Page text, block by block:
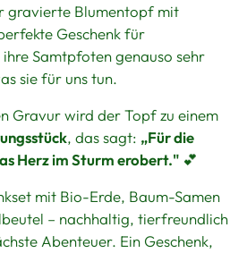
gravierte Blumentopf mit
Geschenk für
Samtpfoten genauso sehr
sie für uns tun.
Gravur wird der Topf zu einem
, das sagt: „Für die
Herz im Sturm erobert." 💕
mit Bio-Erde, Baum-Samen
– nachhaltig, tierfreundlich
Abenteuer. Ein Geschenk,